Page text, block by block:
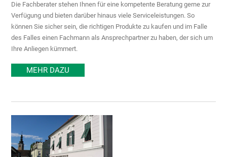
Die Fachberater stehen Ihnen für eine kompetente Beratung gerne zur
Verfügung und bieten darüber hinaus viele Serviceleistungen. So
können Sie sicher sein, die richtigen Produkte zu kaufen und im Falle
des Falles einen Fachmann als Ansprechpartner zu haben, der sich um
Ihre Anliegen kümmert.
MEHR DAZU